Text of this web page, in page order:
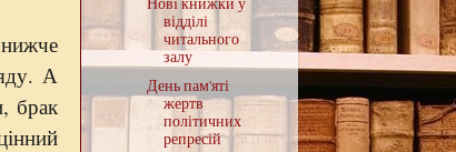
А
брак
відділі
читального
залу
День пам'яті
жертв
політичних
репресій